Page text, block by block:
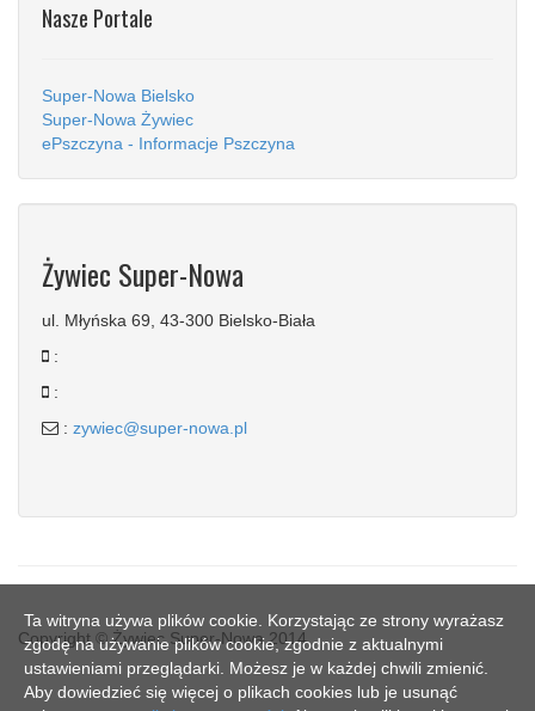
Nasze Portale
Super-Nowa Bielsko
Super-Nowa Żywiec
ePszczyna - Informacje Pszczyna
Żywiec Super-Nowa
ul. Młyńska 69, 43-300 Bielsko-Biała
:
:
: zywiec@super-nowa.pl
Copyright © Żywiec Super-Nowa 2014
Ta witryna używa plików cookie. Korzystając ze strony wyrażasz
zgodę na używanie plików cookie, zgodnie z aktualnymi
ustawieniami przeglądarki. Możesz je w każdej chwili zmienić.
Aby dowiedzieć się więcej o plikach cookies lub je usunąć